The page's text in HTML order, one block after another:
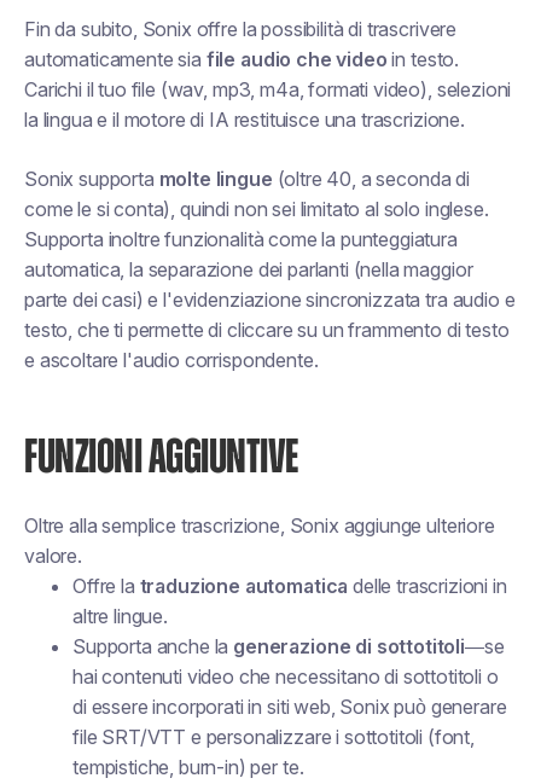
Fin da subito, Sonix offre la possibilità di trascrivere
automaticamente sia file audio che video in testo.
Carichi il tuo file (wav, mp3, m4a, formati video), selezioni
la lingua e il motore di IA restituisce una trascrizione.
Sonix supporta molte lingue (oltre 40, a seconda di
come le si conta), quindi non sei limitato al solo inglese.
Supporta inoltre funzionalità come la punteggiatura
automatica, la separazione dei parlanti (nella maggior
parte dei casi) e l'evidenziazione sincronizzata tra audio e
testo, che ti permette di cliccare su un frammento di testo
e ascoltare l'audio corrispondente.
FUNZIONI AGGIUNTIVE
Oltre alla semplice trascrizione, Sonix aggiunge ulteriore
valore.
Offre la traduzione automatica delle trascrizioni in
altre lingue.
Supporta anche la generazione di sottotitoli—se
hai contenuti video che necessitano di sottotitoli o
di essere incorporati in siti web, Sonix può generare
file SRT/VTT e personalizzare i sottotitoli (font,
tempistiche, burn-in) per te.